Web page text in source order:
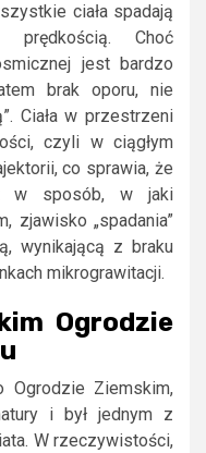
ciała spadają
Choć
jest bardzo
brak oporu, nie
Ciała w przestrzeni
czyli w ciągłym
co sprawia, że
w sposób, w jaki
zjawisko „spadania”
wynikającą z braku
mikrograwitacji.
Ogrodzie
Ziemskim,
i był jednym z
W rzeczywistości,